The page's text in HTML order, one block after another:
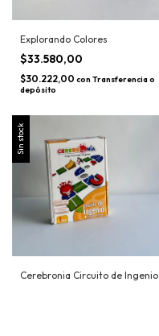
Explorando Colores
$33.580,00
$30.222,00 con Transferencia o
depósito
Sin stock
Cerebronia Circuito de Ingenio